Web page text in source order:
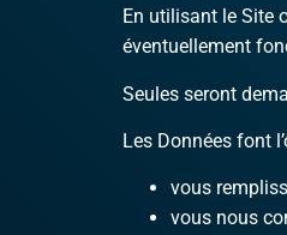
En utilisant le Site
éventuellement
Seules seront
Les Données font
vous
vous nous